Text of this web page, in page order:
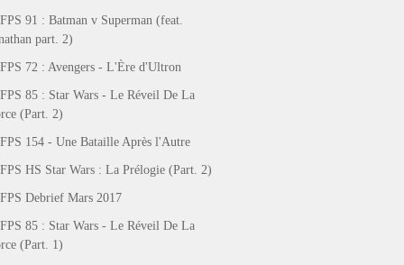
91 : Batman v Superman (feat.
part. 2)
72 : Avengers - L'Ère d'Ultron
85 : Star Wars - Le Réveil De La
(Part. 2)
154 - Une Bataille Après l'Autre
HS Star Wars : La Prélogie (Part. 2)
Debrief Mars 2017
85 : Star Wars - Le Réveil De La
(Part. 1)